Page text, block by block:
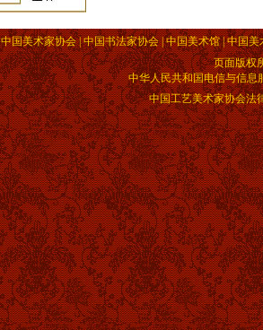
中国美术家协会 | 中国书法家协会 | 中国美术馆 | 中国
页面版权
中华人民共和国电信与信息
中国工艺美术家协会法